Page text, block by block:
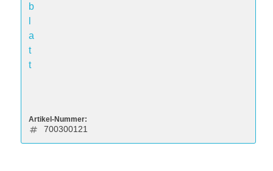
b
a
t
t
Artikel-Nummer:
700300121